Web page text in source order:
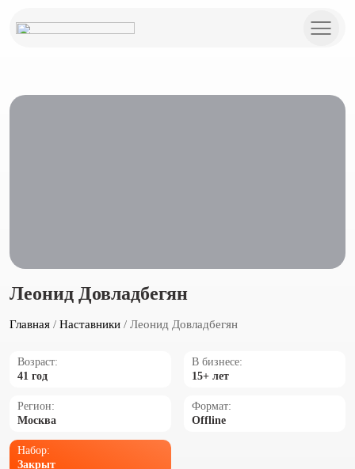
Леонид Довладбегян
Главная / Наставники / Леонид Довладбегян
Возраст:
41 год
В бизнесе:
15+ лет
Регион:
Москва
Формат:
Offline
Набор:
Закрыт